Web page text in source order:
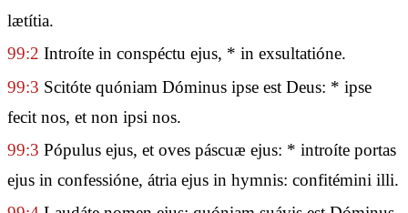
lætítia.
99:2 Introíte in conspéctu ejus, * in exsultatióne.
99:3 Scitóte quóniam Dóminus ipse est Deus: * ipse
fecit nos, et non ipsi nos.
99:3 Pópulus ejus, et oves páscuæ ejus: * introíte portas
ejus in confessióne, átria ejus in hymnis: confitémini illi.